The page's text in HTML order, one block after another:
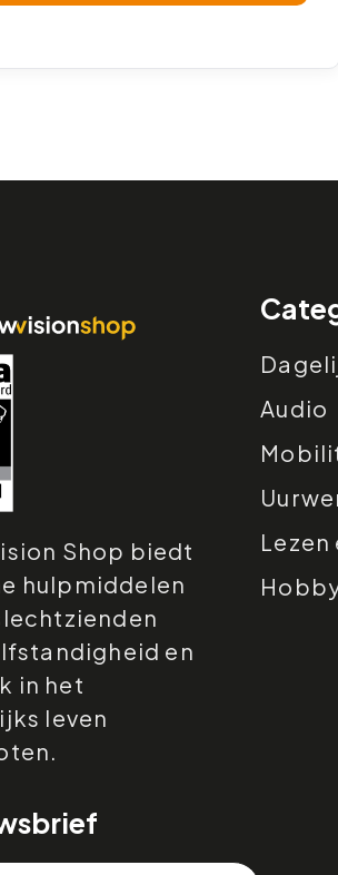
Shop biedt
hulpmiddelen
en
in het
leven
Audio
Lezen